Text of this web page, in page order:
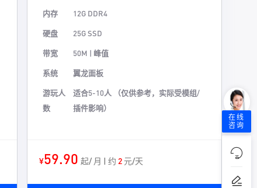
内存
12G DDR4
硬盘
25G SSD
带宽
50M | 峰值
系统
翼龙面板
游玩人
数
适合5-10人 （仅供参考，实际受模组/
插件影响）
¥59.90 起/ 月 | 约 2元/天
在线
咨询